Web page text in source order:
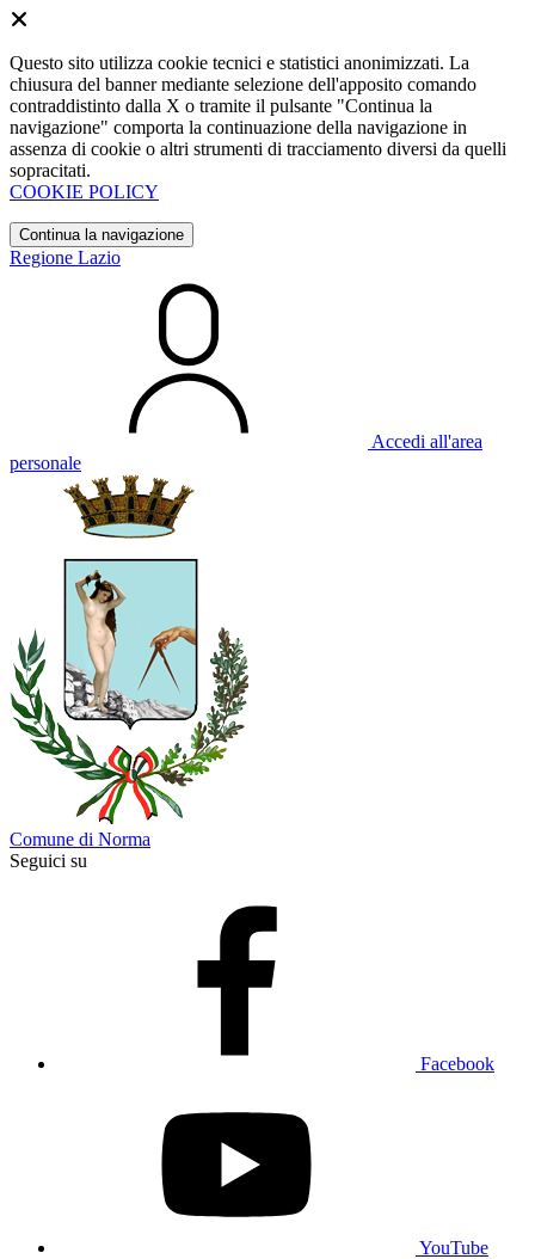
Questo sito utilizza cookie tecnici e statistici anonimizzati. La
chiusura del banner mediante selezione dell'apposito comando
contraddistinto dalla X o tramite il pulsante "Continua la
navigazione" comporta la continuazione della navigazione in
assenza di cookie o altri strumenti di tracciamento diversi da quelli
sopracitati.
COOKIE POLICY
Continua la navigazione
Regione Lazio
Accedi all'area
personale
Comune di Norma
Seguici su
Facebook
YouTube